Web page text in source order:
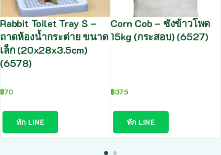
Rabbit Toilet Tray S –
ถาดห้องน้ำกระต่าย ขนาด
เล็ก (20x28x3.5cm)
(6578)
฿70
ทัก LINE
Corn Cob – ซังข้าวโพด
15kg (กระสอบ) (6527)
฿375
ทัก LINE